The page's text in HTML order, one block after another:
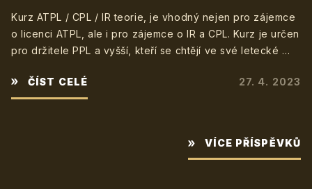
Kurz ATPL / CPL / IR teorie, je vhodný nejen pro zájemce
o licenci ATPL, ale i pro zájemce o IR a CPL. Kurz je určen
pro držitele PPL a vyšší, kteří se chtějí ve své letecké …
ČÍST CELÉ 27. 4. 2023
VÍCE PŘÍSPĚVKŮ